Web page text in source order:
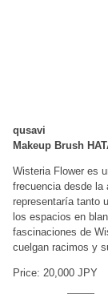
qusavi
Makeup Brush
Wisteria Flower es
frecuencia desde la
representaría tanto
los espacios en
fascinaciones de
cuelgan racimos y
Price: 20,000 JPY